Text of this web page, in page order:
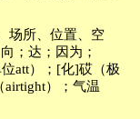
场所、位置、空
；达；因为；
att）；[化]砹（极
airtight）；气温